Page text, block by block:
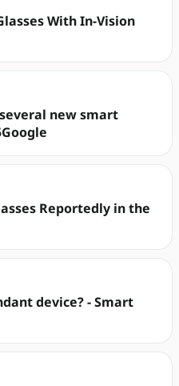
With In-Vision
new smart
Reportedly in the
device? - Smart